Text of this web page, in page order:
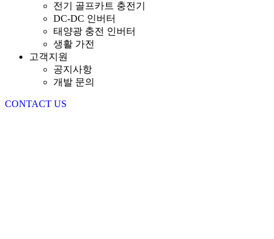
전기 골프카트 충전기
DC-DC 인버터
태양광 충전 인버터
생활 가전
고객지원
공지사항
개발 문의
CONTACT US